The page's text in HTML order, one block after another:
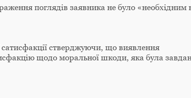
поглядів заявника не було «необхідним
стверджуючи, що виявлення
щодо моральної шкоди, яка була